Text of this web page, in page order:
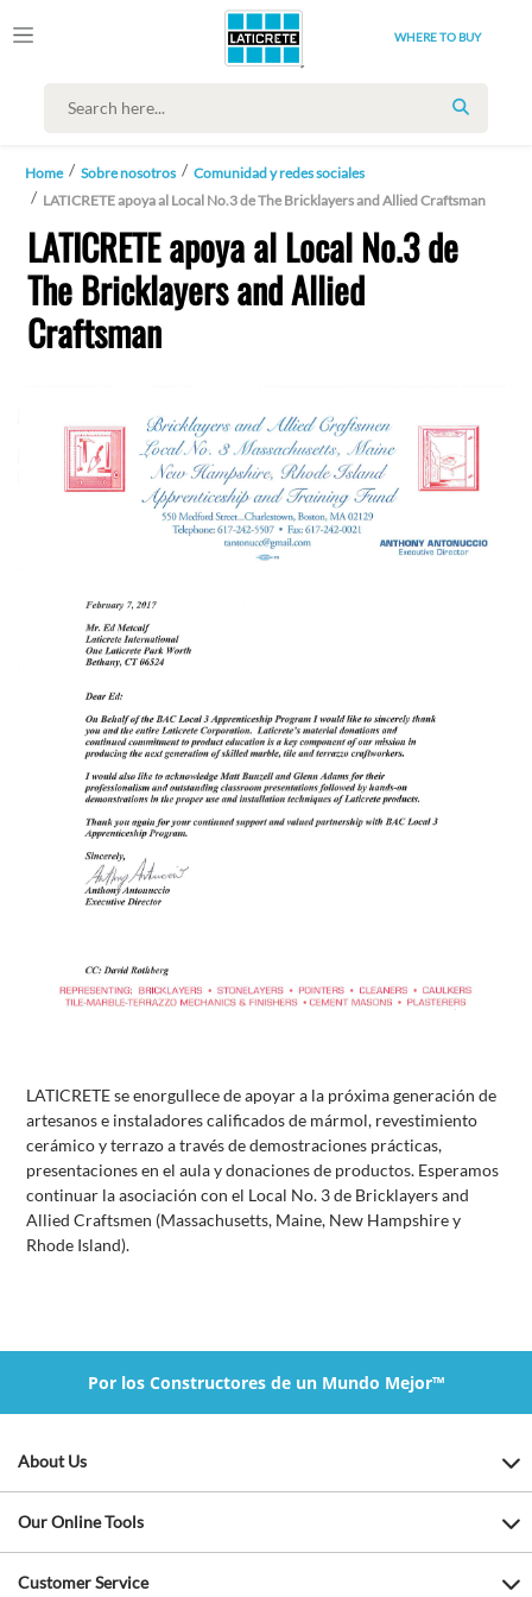
WHERE TO BUY
SEARCH
Home Sobre nosotros
Comunidad y redes sociales
LATICRETE apoya al Local No.3 de The Bricklayers and Allied Craftsman
LATICRETE apoya al Local No.3 de
The Bricklayers and Allied
Craftsman
LATICRETE se enorgullece de apoyar a la próxima generación de
artesanos e instaladores calificados de mármol, revestimiento
cerámico y terrazo a través de demostraciones prácticas,
presentaciones en el aula y donaciones de productos. Esperamos
continuar la asociación con el Local No. 3 de Bricklayers and
Allied Craftsmen (Massachusetts, Maine, New Hampshire y
Rhode Island).
Por los Constructores de un Mundo Mejor™
About Us
Our Online Tools
Customer Service